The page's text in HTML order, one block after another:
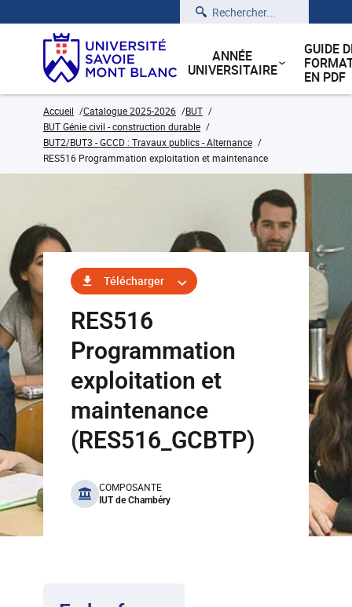
Rechercher
ANNÉE
UNIVERSITAIRE
GUIDE
EN PDF
Accueil Catalogue 2025-2026
BUT
BUT Génie civil - construction durable
BUT2/BUT3 - GCCD : Travaux publics - Alternance
RES516 Programmation exploitation et maintenance
Télécharger
RES516
Programmation
exploitation et
maintenance
(RES516_GCBTP)
benefits
COMPOSANTE
IUT de Chambéry